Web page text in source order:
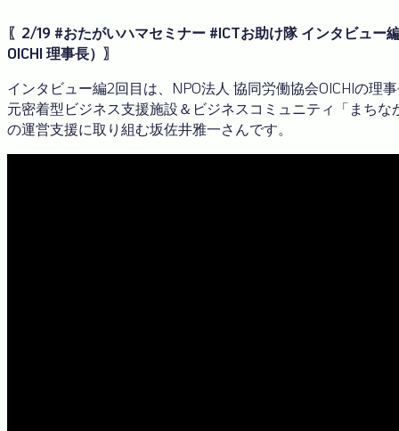
〖2/19 #おたがいハマセミナー #ICTお助け隊 インタビュー
OICHI 理事長）〗
インタビュー編2回目は、NPO法人 協同労働協会OICHIの理
元密着型ビジネス支援施設＆ビジネスコミュニティ「まち
の運営支援に取り組む坂佐井雅一さんです。